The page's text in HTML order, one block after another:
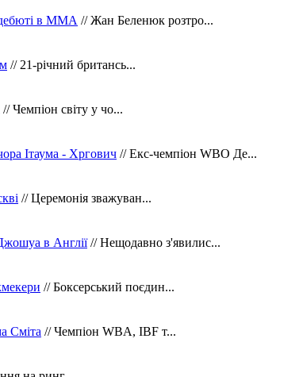
в ММА // Жан Беленюк розтро...
// 21-річний британсь...
// Чемпіон світу у чо...
Ітаума - Хргович // Екс-чемпіон WBO Де...
// Церемонія зважуван...
в Англії// Нещодавно з'явилис...
// Боксерський поєдин...
Сміта // Чемпіон WBA, IBF т...